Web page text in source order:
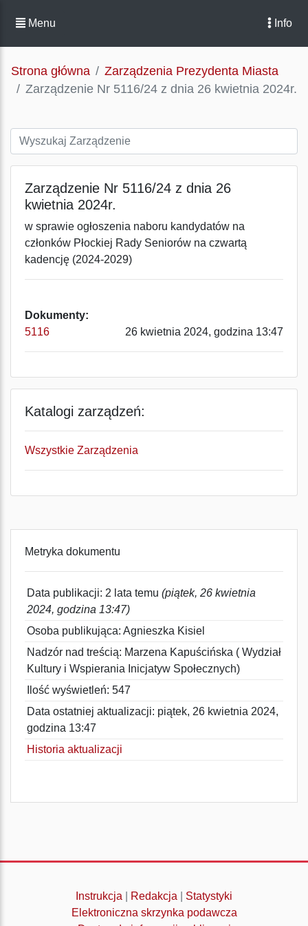
Menu Info
Strona główna
Zarządzenia Prezydenta Miasta
Zarządzenie Nr 5116/24 z dnia 26 kwietnia 2024r.
Zarządzenie Nr 5116/24 z dnia 26
kwietnia 2024r.
w sprawie ogłoszenia naboru kandydatów na
członków Płockiej Rady Seniorów na czwartą
kadencję (2024-2029)
Dokumenty:
5116
26 kwietnia 2024, godzina 13:47
Katalogi zarządzeń:
Wszystkie Zarządzenia
Metryka dokumentu
Data publikacji: 2 lata temu (piątek, 26 kwietnia
2024, godzina 13:47)
Osoba publikująca: Agnieszka Kisiel
Nadzór nad treścią: Marzena Kapuścińska ( Wydział
Kultury i Wspierania Inicjatyw Społecznych)
Ilość wyświetleń: 547
Data ostatniej aktualizacji: piątek, 26 kwietnia 2024,
godzina 13:47
Historia aktualizacji
Instrukcja Redakcja
Statystyki
Elektroniczna skrzynka podawcza